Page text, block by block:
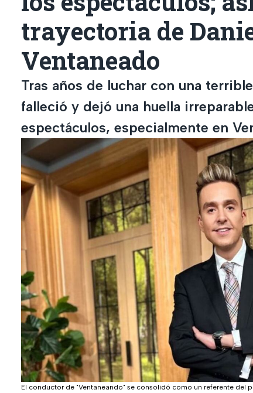
trayectoria de
Ventaneado
Tras años de luchar con una
falleció y dejó una huella
espectáculos, especialmente en
El conductor de "Ventaneando" se consolidó como un referente del